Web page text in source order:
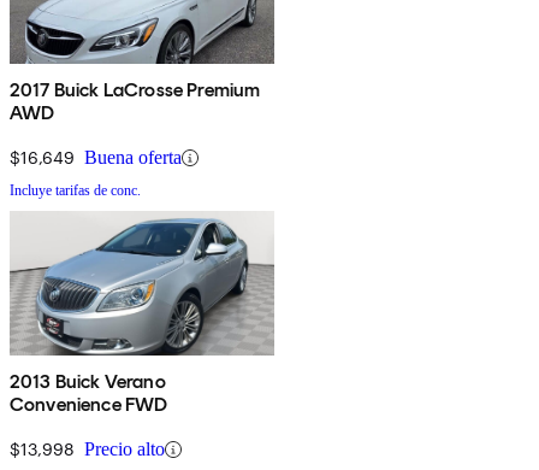
2017 Buick LaCrosse Premium
AWD
$16,649 Buena oferta
Incluye tarifas de conc.
2013 Buick Verano
Convenience FWD
$13,998 Precio alto